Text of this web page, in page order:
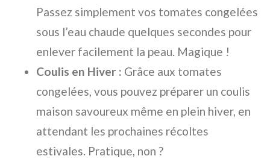
Passez simplement vos tomates congelées
sous l’eau chaude quelques secondes pour
enlever facilement la peau. Magique !
Coulis en Hiver : Grâce aux tomates
congelées, vous pouvez préparer un coulis
maison savoureux même en plein hiver, en
attendant les prochaines récoltes
estivales. Pratique, non ?